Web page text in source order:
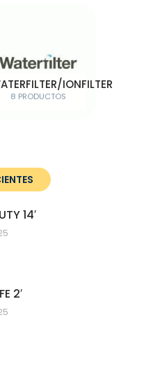
IONFILTER
8 PRODUCTOS
14′
2′